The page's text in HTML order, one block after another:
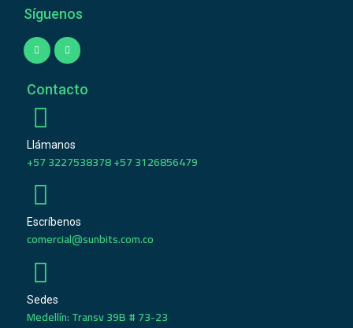
Síguenos
Contacto
Llámanos
+57 3227538378 +57 3126856479
Escríbenos
comercial@sunbits.com.co
Sedes
Medellín: Transv 39B # 73-23